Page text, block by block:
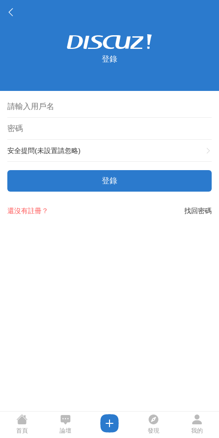
登錄
安全提問(未設置請忽略)
登錄
找回密碼
還沒有註冊？
首頁 論壇 發現 我的